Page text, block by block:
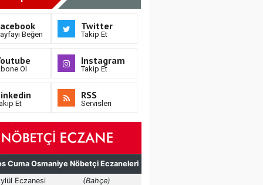
Beğen
Twitter
Takip Et
Ol
Instagram
Takip Et
Et
RSS
Servisleri